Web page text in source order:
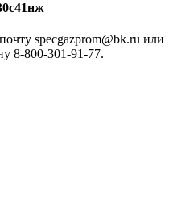
specgazprom@bk.ru или
8-800-301-91-77.